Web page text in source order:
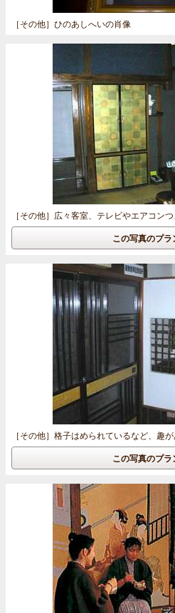
［その他］ ひのあしへいの肖像
［その他］ 広々客室、テレビやエアコンつ
この写真のプラ
［その他］ 格子はめられているなど、趣が
この写真のプラ